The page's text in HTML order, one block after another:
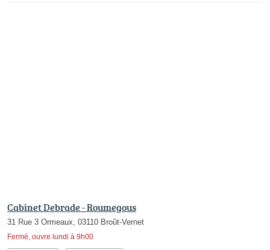
Cabinet Debrade - Roumegous
31 Rue 3 Ormeaux, 03110 Broût-Vernet
Fermé, ouvre lundi à 9h00